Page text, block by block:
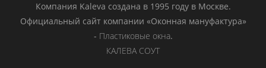
Компания Kaleva создана в 1995 году в Москве.
Официальный сайт компании «Оконная мануфактура»
- Пластиковые окна.
КАЛЕВА СОУТ